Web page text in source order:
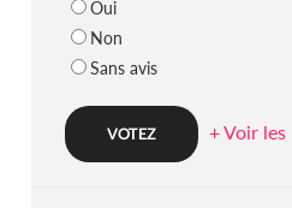
Oui
Non
Sans avis
+ Voir